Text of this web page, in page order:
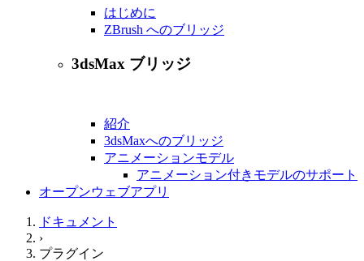
はじめに
ZBrush へのブリッジ
3dsMax ブリッジ
紹介
3dsMaxへのブリッジ
アニメーションモデル
アニメーション付きモデルのサポート
オープンウェブアプリ
ドキュメント
›
プラグイン